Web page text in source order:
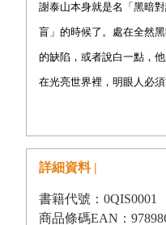
謝泰山本身就是名「黑暗
盲」的時候了。處在全然
的缺陷，或者說白一點，
在光亮世界裡，明眼人必
後，顯現的，是一個稱為
「黑暗對話」起源於德國
詳細資料 |
書籍代號：0QIS0001
商品條碼EAN：